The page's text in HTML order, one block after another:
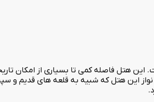
با مدرنترین امکانات رفاهی افتتاح شده است. این هتل فاصله کمی تا بسیاری از امکان
نواز این هتل که شبیه به قلعه های قدیم و